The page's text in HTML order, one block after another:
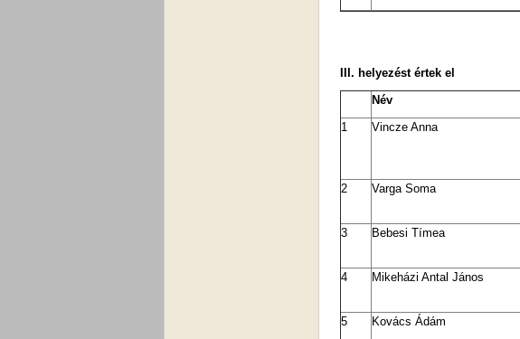
III. helyezést értek el
Név
1
Vincze Anna
2
Varga Soma
3
Bebesi Tímea
4
Mikeházi Antal János
5
Kovács Ádám